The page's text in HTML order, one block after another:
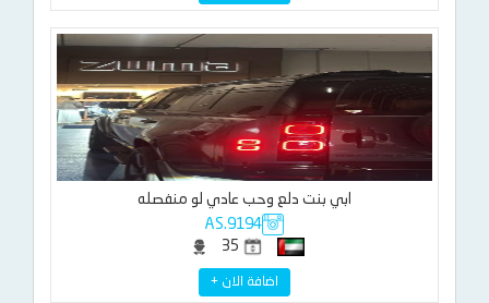
ابي بنت دلع وحب عادي لو منفصله
AS.9194
اضافة الان +